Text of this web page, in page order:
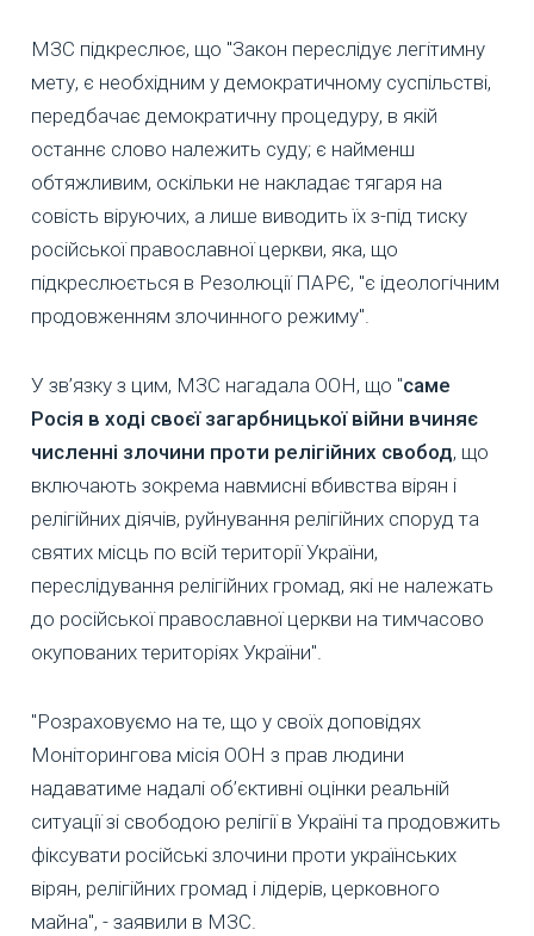
МЗС підкреслює, що "Закон переслідує легітимну
мету, є необхідним у демократичному суспільстві,
передбачає демократичну процедуру, в якій
останнє слово належить суду; є найменш
обтяжливим, оскільки не накладає тягаря на
совість віруючих, а лише виводить їх з-під тиску
російської православної церкви, яка, що
підкреслюється в Резолюції ПАРЄ, "є ідеологічним
продовженням злочинного режиму".
У зв’язку з цим, МЗС нагадала ООН, що "саме
Росія в ході своєї загарбницької війни вчиняє
численні злочини проти релігійних свобод, що
включають зокрема навмисні вбивства вірян і
релігійних діячів, руйнування релігійних споруд та
святих місць по всій території України,
переслідування релігійних громад, які не належать
до російської православної церкви на тимчасово
окупованих територіях України".
"Розраховуємо на те, що у своїх доповідях
Моніторингова місія ООН з прав людини
надаватиме надалі об’єктивні оцінки реальній
ситуації зі свободою релігії в Україні та продовжить
фіксувати російські злочини проти українських
вірян, релігійних громад і лідерів, церковного
майна", - заявили в МЗС.